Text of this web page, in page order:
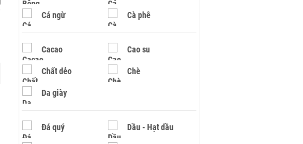
Cá ngừ Cà phê
Cacao Cao su
Chất dẻo Chè
Da giày
Đá quý Dầu - Hạt dầu